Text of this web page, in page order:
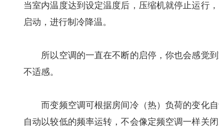
当室内温度达到设定温度后，压缩机就停止运行
启动，进行制冷降温。
所以空调的一直在不断的启停，你也会感觉到
不适感。
而变频空调可根据房间冷（热）负荷的变化自
自动以较低的频率运转，不会像定频空调一样关